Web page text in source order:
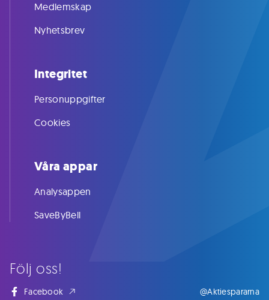
Följ oss!
Facebook @Aktiespararna
Medlemskap
Nyhetsbrev
Integritet
Personuppgifter
Cookies
Våra appar
Analysappen
SaveByBell